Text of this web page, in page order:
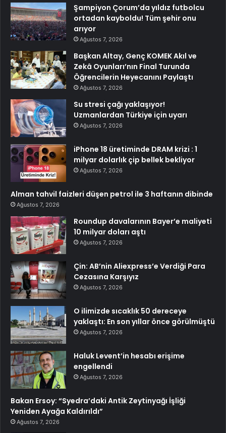
Şampiyon Çorum’da yıldız futbolcu
ortadan kayboldu! Tüm şehir onu
arıyor
Ağustos 7, 2026
Başkan Altay, Genç KOMEK Akıl ve
Zekâ Oyunları’nın Final Turunda
Öğrencilerin Heyecanını Paylaştı
Ağustos 7, 2026
Su stresi çağı yaklaşıyor!
Uzmanlardan Türkiye için uyarı
Ağustos 7, 2026
iPhone 18 üretiminde DRAM krizi : 1
milyar dolarlık çip bellek bekliyor
Ağustos 7, 2026
Alman tahvil faizleri düşen petrol ile 3 haftanın dibinde
Ağustos 7, 2026
Roundup davalarının Bayer’e maliyeti
10 milyar doları aştı
Ağustos 7, 2026
Çin: AB’nin Aliexpress’e Verdiği Para
Cezasına Karşıyız
Ağustos 7, 2026
O ilimizde sıcaklık 50 dereceye
yaklaştı: En son yıllar önce görülmüştü
Ağustos 7, 2026
Haluk Levent’in hesabı erişime
engellendi
Ağustos 7, 2026
Bakan Ersoy: “Syedra’daki Antik Zeytinyağı İşliği
Yeniden Ayağa Kaldırıldı”
Ağustos 7, 2026